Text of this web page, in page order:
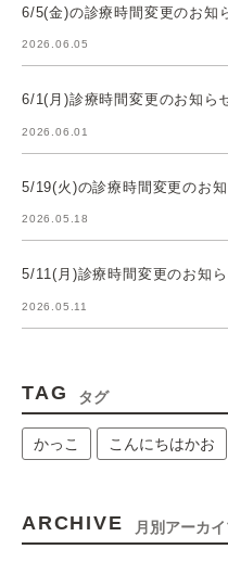
6/5(金)の診療時間変更のお知
2026.06.05
6/1(月)診療時間変更のお知ら
2026.06.01
5/19(火)の診療時間変更のお
2026.05.18
5/11(月)診療時間変更のお知
2026.05.11
TAG タグ
かっこ こんにちはかお
ARCHIVE 月別アーカ